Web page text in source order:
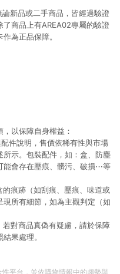
新品或二手商品，皆經過驗證
商品上有AREA02專屬的驗證
為正品保障。
以保障自身權益：
件說明，售價依稀有性與市場
示。包裝配件，如：盒、防塵
能會存在壓痕、髒污、破損⋯等
痕跡（如刮痕、壓痕、味道或
所有細節，如為主觀判定（如
對商品真偽有疑慮，請於保障
果處理。
平台，並依購物情報中的趨勢與